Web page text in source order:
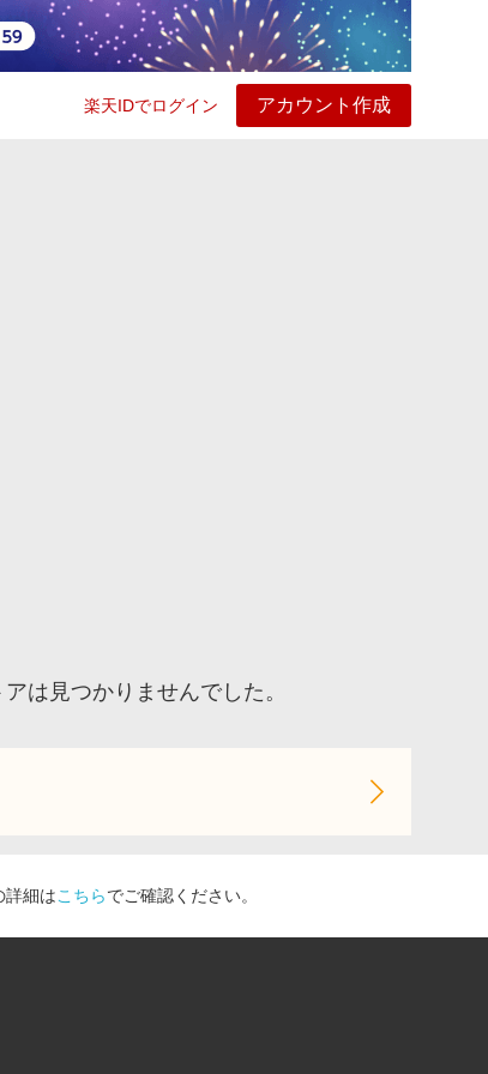
楽天IDでログイン アカウント作成
は見つかりませんでした。
詳細はこちらでご確認ください。